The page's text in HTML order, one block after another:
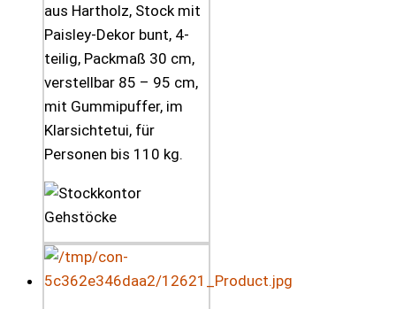
aus Hartholz, Stock mit
Paisley-Dekor bunt, 4-
teilig, Packmaß 30 cm,
verstellbar 85 – 95 cm,
mit Gummipuffer, im
Klarsichtetui, für
Personen bis 110 kg.